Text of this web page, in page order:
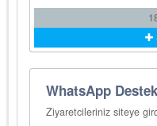
WhatsApp
Ziyaretcileriniz siteye